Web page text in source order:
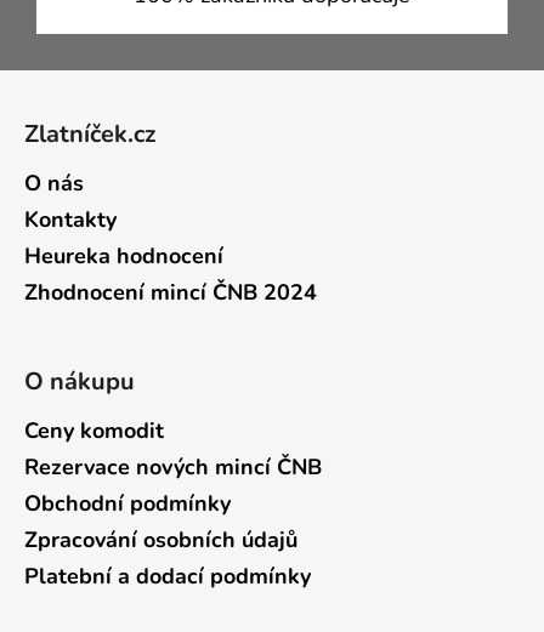
Zlatníček.cz
O nás
Kontakty
Heureka hodnocení
Zhodnocení mincí ČNB 2024
O nákupu
Ceny komodit
Rezervace nových mincí ČNB
Obchodní podmínky
Zpracování osobních údajů
Platební a dodací podmínky